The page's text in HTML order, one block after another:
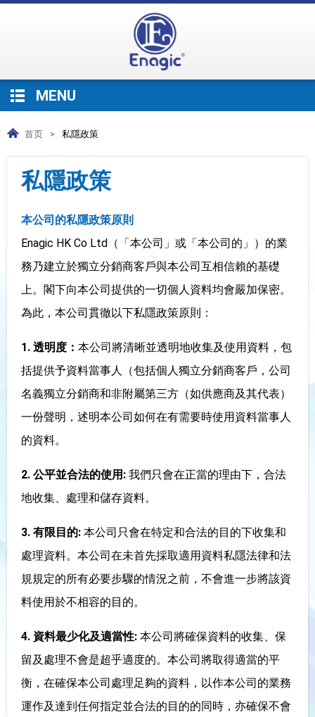
MENU
首页 > 私隱政策
私隱政策
本公司的私隱政策原則
Enagic HK Co Ltd（「本公司」或「本公司的」）的業
務乃建立於獨立分銷商客戶與本公司互相信賴的基礎
上。閣下向本公司提供的一切個人資料均會嚴加保密。
為此，本公司貫徹以下私隱政策原則：
1. 透明度： 本公司將清晰並透明地收集及使用資料，包
括提供予資料當事人（包括個人獨立分銷商客戶，公司
名義獨立分銷商和非附屬第三方（如供應商及其代表）
一份聲明，述明本公司如何在有需要時使用資料當事人
的資料。
2. 公平並合法的使用: 我們只會在正當的理由下，合法
地收集、處理和儲存資料。
3. 有限目的: 本公司只會在特定和合法的目的下收集和
處理資料。本公司在未首先採取適用資料私隱法律和法
規規定的所有必要步驟的情況之前，不會進一步將該資
料使用於不相容的目的。
4. 資料最少化及適當性: 本公司將確保資料的收集、保
留及處理不會是超乎適度的。本公司將取得適當的平
衡，在確保本公司處理足夠的資料，以作本公司的業務
運作及達到任何指定並合法的目的的同時，亦確保不會